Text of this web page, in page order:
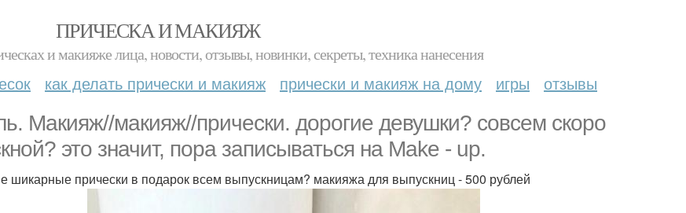
ПРИЧЕСКА И МАКИЯЖ
и макияже лица, новости, отзывы, новинки, секреты, техника нанесения
как делать прически и макияж прически и макияж на дому игры отзывы
Макияж//макияж//прически. дорогие девушки? совсем скоро
это значит, пора записываться на Make - up.
шикарные прически в подарок всем выпускницам? макияжа для выпускниц - 500 рублей